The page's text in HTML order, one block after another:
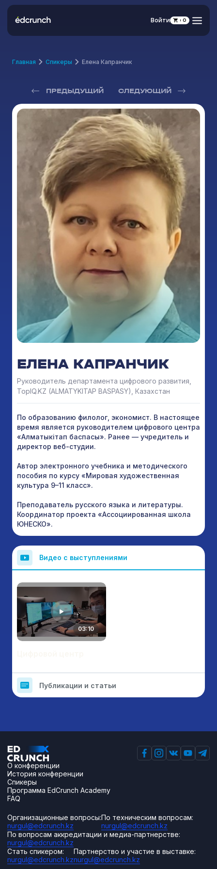
Войти 0
Главная Спикеры Елена Капранчик
ПРЕДЫДУЩИЙ СЛЕДУЮЩИЙ
ЕЛЕНА КАПРАНЧИК
Руководитель департамента цифрового развития,
TopIQ.KZ (ALMATYKITAP BASPASY), Казахстан
По образованию филолог, экономист. В настоящее
время является руководителем цифрового центра
«Алматыкiтап баспасы». Ранее — учредитель и
директор веб-студии.
Автор электронного учебника и методического
пособия по курсу «Мировая художественная
культура 9–11 класс».
Преподаватель русского языка и литературы.
Координатор проекта «Ассоциированная школа
ЮНЕСКО».
Видео с выступлениями
03:10
Публикации и статьи
О конференции
История конференции
Спикеры
Программа EdCrunch Academy
FAQ
Организационные вопросы:
nurgul@edcrunch.kz
По техническим вопросам:
nurgul@edcrunch.kz
По вопросам аккредитации и медиа-партнерстве:
nurgul@edcrunch.kz
Стать спикером:
nurgul@edcrunch.kz
Партнерство и участие в выставке:
nurgul@edcrunch.kz